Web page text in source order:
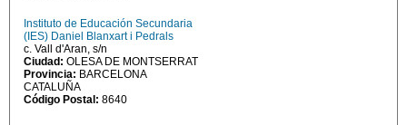
Instituto de Educación Secundaria
(IES) Daniel Blanxart i Pedrals
c. Vall d'Aran, s/n
Ciudad: OLESA DE MONTSERRAT
Provincia: BARCELONA
CATALUÑA
Código Postal: 8640